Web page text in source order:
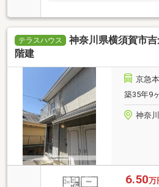
テラスハウス
神奈川県横須賀市
階建
京急
築35年9
神奈
6.50万